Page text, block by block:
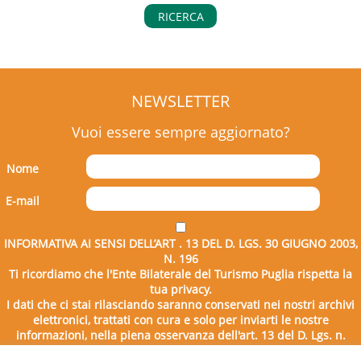
RICERCA
NEWSLETTER
Vuoi essere sempre aggiornato?
Nome
E-mail
INFORMATIVA AI SENSI DELL’ART . 13 DEL D. LGS. 30 GIUGNO 2003,
N. 196
Ti ricordiamo che l'Ente Bilaterale del Turismo Puglia rispetta la
tua privacy.
I dati che ci stai rilasciando saranno conservati nei nostri archivi
elettronici, trattati con cura e solo per inviarti le nostre
informazioni, nella piena osservanza dell'art. 13 del D. Lgs. n.
196/2003.